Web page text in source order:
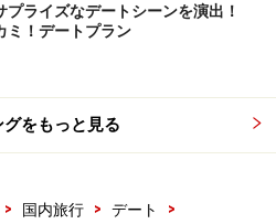
プライズなデートシーンを演出！
ミ！デートプラン
グをもっと見る
> 国内旅行 > デート
>